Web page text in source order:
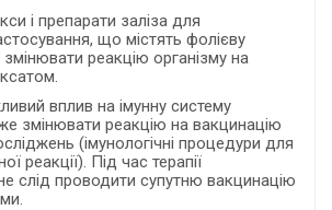
і препарати заліза для
що містять фолієву
реакцію організму на
вплив на імунну систему
змінювати реакцію на вакцинацію
(імунологічні процедури для
реакції). Під час терапії
слід проводити супутню вакцинацію